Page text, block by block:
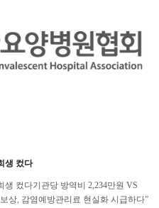
생 컸다
컸다기관당 방역비 2,234만원 VS
상, 감염예방관리료 현실화 시급하다”